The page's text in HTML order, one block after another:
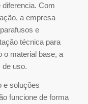
Com
a empresa
e
técnica para
o material base, a
de uso.
e soluções
funcione de forma